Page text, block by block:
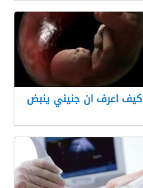
كيف اعرف ان جنيني ينبض